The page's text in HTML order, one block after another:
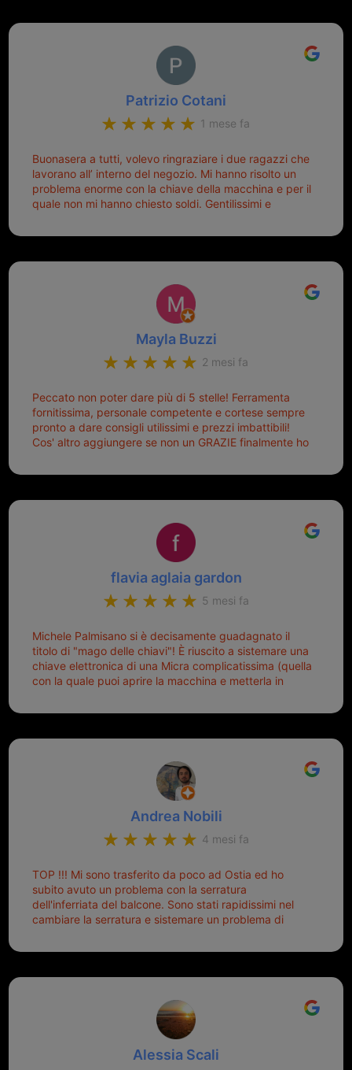
Patrizio Cotani
1 mese fa
Buonasera a tutti, volevo ringraziare i due ragazzi che
lavorano all’ interno del negozio. Mi hanno risolto un
problema enorme con la chiave della macchina e per il
quale non mi hanno chiesto soldi. Gentilissimi e
Sicuramente tornerò qui per qualsiasi altro problema.
Mayla Buzzi
2 mesi fa
Peccato non poter dare più di 5 stelle! Ferramenta
fornitissima, personale competente e cortese sempre
pronto a dare consigli utilissimi e prezzi imbattibili!
Cos' altro aggiungere se non un GRAZIE finalmente ho
mio riferimento. Ah dimenticavo...da loro sono riuscita
Top top top!!!
flavia aglaia gardon
5 mesi fa
Michele Palmisano si è decisamente guadagnato il
titolo di "mago delle chiavi"! È riuscito a sistemare una
chiave elettronica di una Micra complicatissima (quella
con la quale puoi aprire la macchina e metterla in
pronta per la pattumiera... Avevo passato mesi con le
il coperchietto, la chiave era fissata con un filo di
che non ti staccasse la chiave dal blocchetto e
talvolta non faceva bene il contatto nel quadro e
bisognava armeggiare un po', praticamente entrare e
mettere in moto era un terno al Lotto; ormai pensavo
di dover prendere un mutuo per ricomprarle alla
Nissan... e invece ho scoperto che la Ferramenta
tutti i tipi. Adesso che ho la mia fiammante chiave
nuova (solo la chiave, perché la macchina è rimasta
quella di prima), ogni volta che salgo in macchina, il
mio pensiero va subito a Michele perché non dover
mette di buon umore, e ti fa cominciare bene la
lo consiglio a chiunque debba duplicare una chiave
Andrea Nobili
4 mesi fa
TOP !!! Mi sono trasferito da poco ad Ostia ed ho
subito avuto un problema con la serratura
dell'inferriata del balcone. Sono stati rapidissimi nel
cambiare la serratura e sistemare un problema di
onesto evitando spese ben più esose. Competenti,
un punto di riferimento per situazioni di questo tipo
Alessia Scali